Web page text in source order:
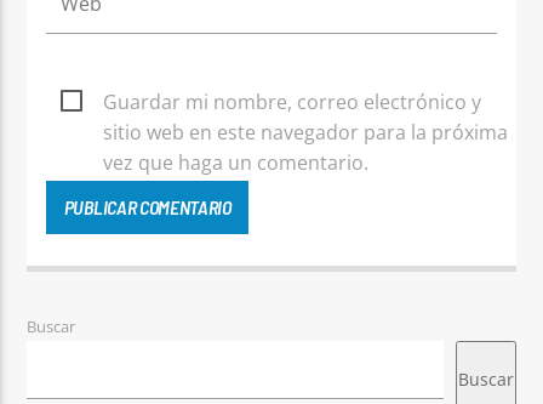
Guardar mi nombre, correo electrónico y
sitio web en este navegador para la próxima
vez que haga un comentario.
Buscar
Buscar